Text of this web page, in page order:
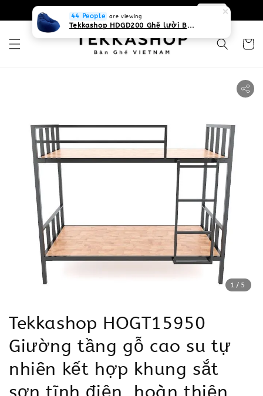
0931268840 Liên hệ với chúng tôi
1 /5
Tekkashop HOGT15950
Giường tầng gỗ cao su tự
nhiên kết hợp khung sắt
44 People are viewing
Tekkashop HDGD200 Ghế lười Beanbag form truyền thống, chất liệu Olefin canvas kháng nước, màu xanh biển, có thể sử dụng trong nhà và cả ngoài trời, có quai xách